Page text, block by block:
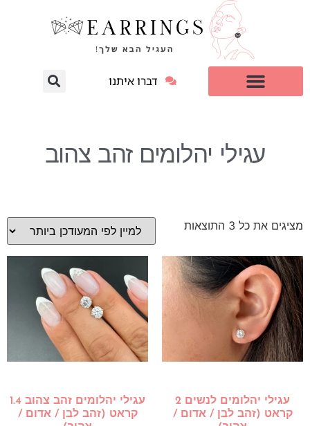
דברו איתנו
עגילי יהלומים זהב צהוב
מציגים את כל ⁦3⁩ התוצאות
עגילי יהלומים לנשים 2
קראט (זהב לבן / אדום /
עגילי יהלומים זהב צהוב 1.4
קראט (זהב לבן / אדום /